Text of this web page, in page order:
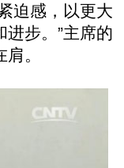
迫感，以更大
步。”主席的
。